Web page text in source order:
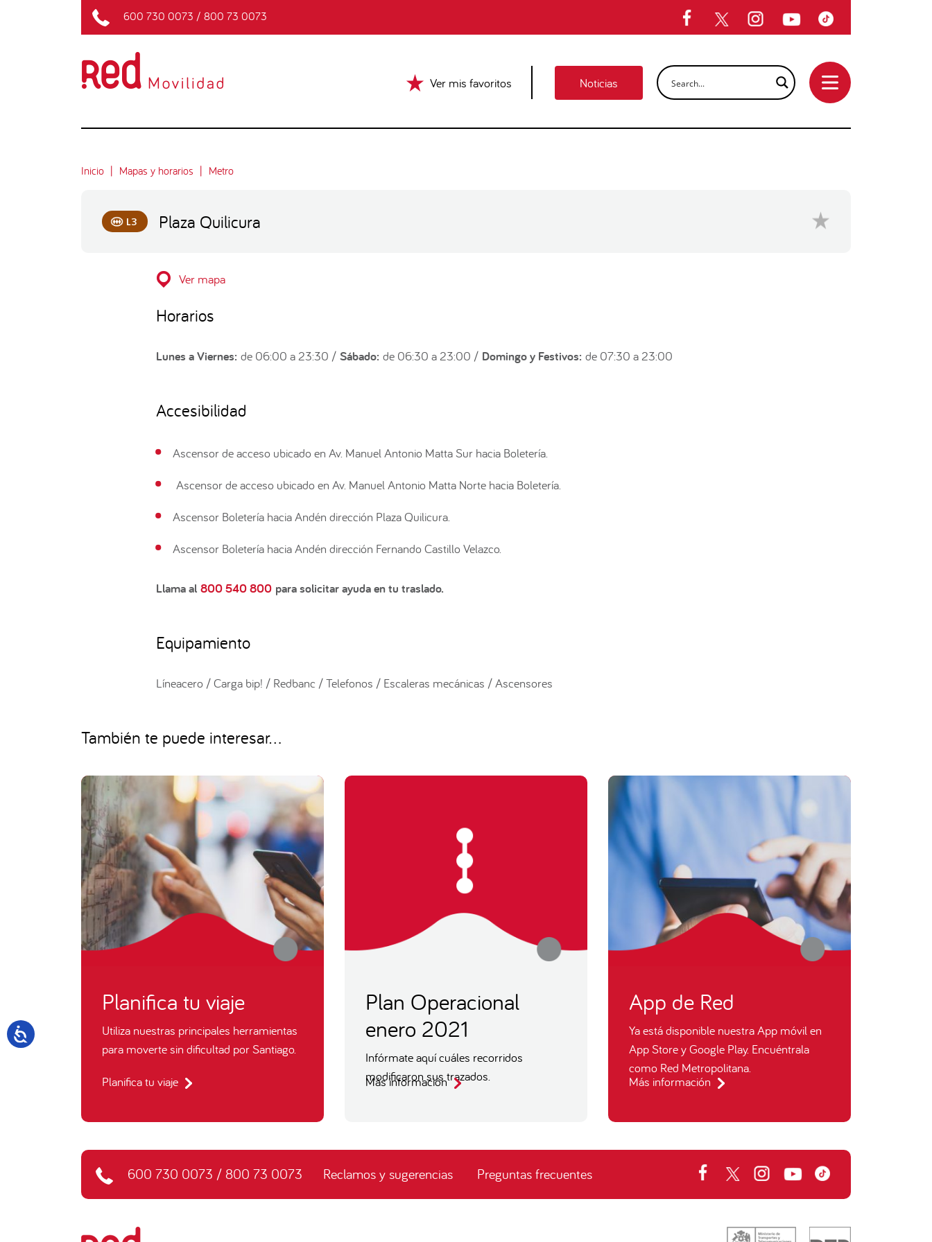
600 730 0073 / 800 73 0073
Ver mis favoritos Noticias
Inicio Mapas y horarios Metro
L3 Plaza Quilicura
Ver mapa
Horarios
Lunes a Viernes: de 06:00 a 23:30 / Sábado: de 06:30 a 23:00 / Domingo y Festivos: de 07:30 a 23:00
Accesibilidad
Ascensor de acceso ubicado en Av. Manuel Antonio Matta Sur hacia Boletería.
Ascensor de acceso ubicado en Av. Manuel Antonio Matta Norte hacia Boletería.
Ascensor Boletería hacia Andén dirección Plaza Quilicura.
Ascensor Boletería hacia Andén dirección Fernando Castillo Velazco.
Llama al 800 540 800para solicitar ayuda en tu traslado.
Equipamiento
Líneacero / Carga bip! / Redbanc / Telefonos / Escaleras mecánicas / Ascensores
También te puede interesar...
Planifica tu viaje
Utiliza nuestras principales herramientas
para moverte sin dificultad por Santiago.
Planifica tu viaje
Plan Operacional
enero 2021
Infórmate aquí cuáles recorridos
modificaron sus trazados.
Más información
App de Red
Ya está disponible nuestra App móvil en
App Store y Google Play. Encuéntrala
como Red Metropolitana.
Más información
600 730 0073 / 800 73 0073 Reclamos y sugerencias Preguntas frecuentes